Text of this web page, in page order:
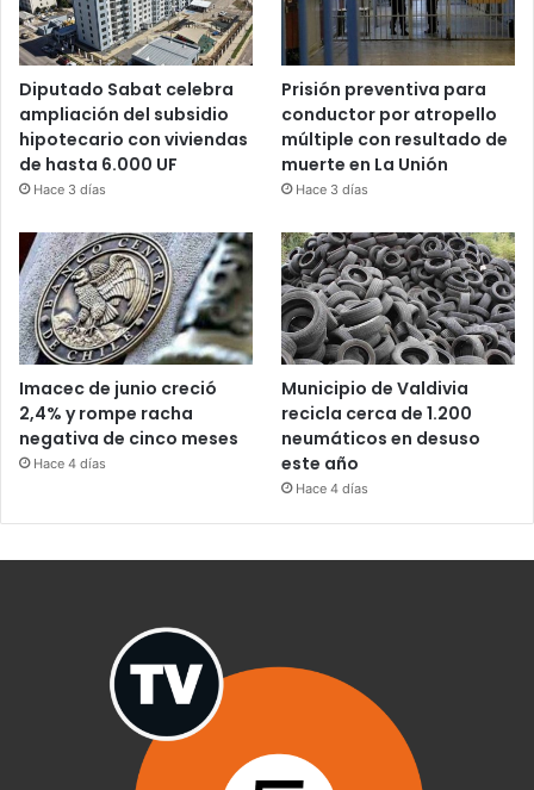
Diputado Sabat celebra
ampliación del subsidio
hipotecario con viviendas
de hasta 6.000 UF
Hace 3 días
Prisión preventiva para
conductor por atropello
múltiple con resultado de
muerte en La Unión
Hace 3 días
Imacec de junio creció
2,4% y rompe racha
negativa de cinco meses
Hace 4 días
Municipio de Valdivia
recicla cerca de 1.200
neumáticos en desuso
este año
Hace 4 días